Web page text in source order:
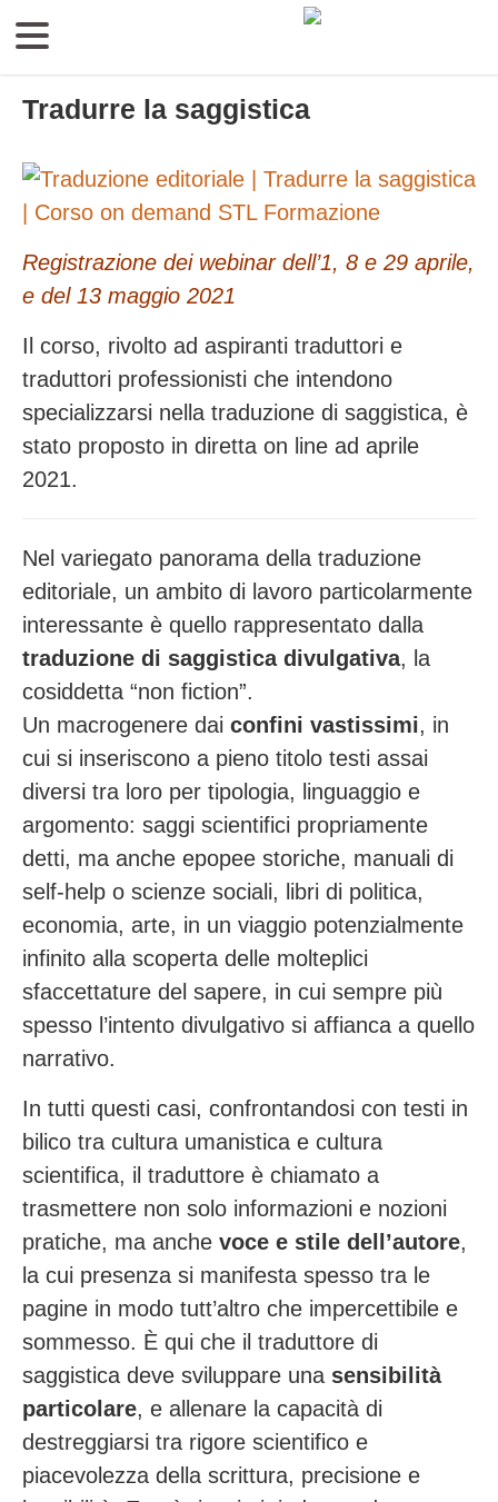
Tradurre la saggistica
Registrazione dei webinar dell’1, 8 e 29 aprile,
e del 13 maggio 2021
Il corso, rivolto ad aspiranti traduttori e
traduttori professionisti che intendono
specializzarsi nella traduzione di saggistica, è
stato proposto in diretta on line ad aprile
2021.
Nel variegato panorama della traduzione
editoriale, un ambito di lavoro particolarmente
interessante è quello rappresentato dalla
traduzione di saggistica divulgativa, la
cosiddetta “non fiction”.
Un macrogenere dai confini vastissimi, in
cui si inseriscono a pieno titolo testi assai
diversi tra loro per tipologia, linguaggio e
argomento: saggi scientifici propriamente
detti, ma anche epopee storiche, manuali di
self-help o scienze sociali, libri di politica,
economia, arte, in un viaggio potenzialmente
infinito alla scoperta delle molteplici
sfaccettature del sapere, in cui sempre più
spesso l’intento divulgativo si affianca a quello
narrativo.
In tutti questi casi, confrontandosi con testi in
bilico tra cultura umanistica e cultura
scientifica, il traduttore è chiamato a
trasmettere non solo informazioni e nozioni
pratiche, ma anche voce e stile dell’autore,
la cui presenza si manifesta spesso tra le
pagine in modo tutt’altro che impercettibile e
sommesso. È qui che il traduttore di
saggistica deve sviluppare una sensibilità
particolare, e allenare la capacità di
destreggiarsi tra rigore scientifico e
piacevolezza della scrittura, precisione e